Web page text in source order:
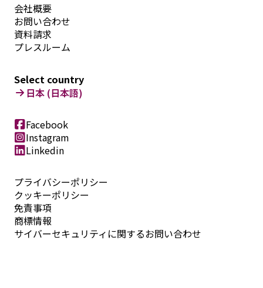
会社概要
お問い合わせ
資料請求
プレスルーム
プライバシーポリシー
クッキーポリシー
免責事項
商標情報
サイバーセキュリティに関するお問い合わせ
Select country
日本 (日本語)
Facebook
Instagram
Linkedin